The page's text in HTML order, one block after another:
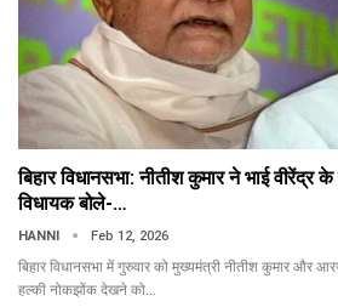
बिहार विधानसभा: नीतीश कुमार ने भाई
विधायक बोले-…
HANNI Feb 12, 2026
बिहार विधानसभा में गुरुवार को मुख्यमंत्री नीतीश कुमार और
हल्की नोकझोंक देखने को…